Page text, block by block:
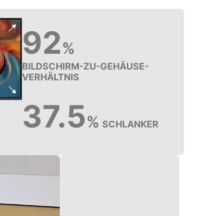
92%
BILDSCHIRM-ZU-GEHÄUSE-
VERHÄLTNIS
37.5% SCHLANKER